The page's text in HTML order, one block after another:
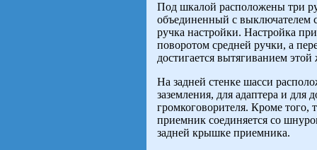
Под шкалой расположены три
объединенный с выключателем
ручка настройки. Настройка
поворотом средней ручки, а
достигается вытягиванием
На задней стенке шасси
заземления, для адаптера и для
громкоговорителя. Кроме
приемник соединяется со
задней крышке приемника.